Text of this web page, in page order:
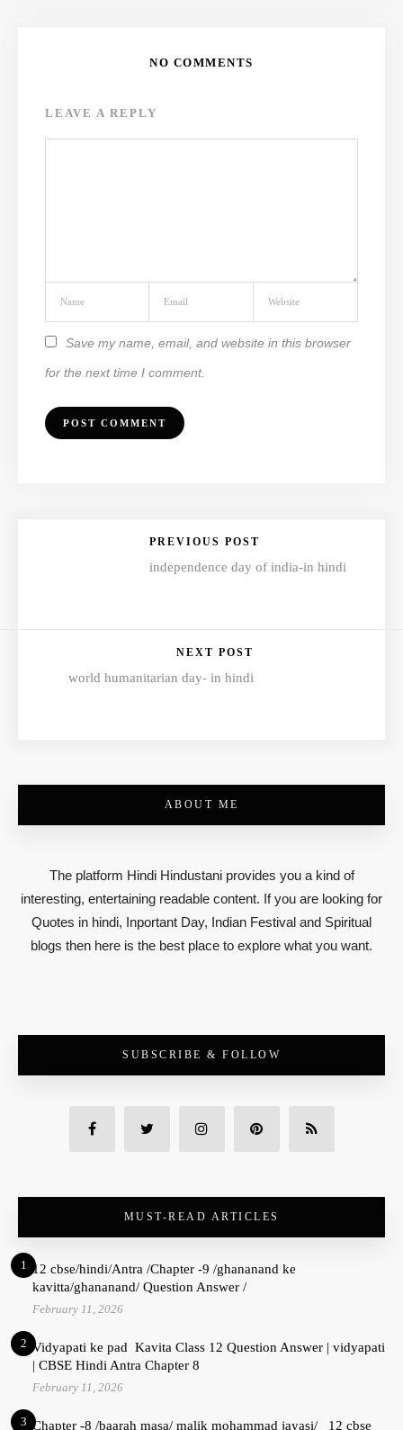
NO COMMENTS
LEAVE A REPLY
Save my name, email, and website in this browser
for the next time I comment.
PREVIOUS POST
independence day of india-in hindi
NEXT POST
world humanitarian day- in hindi
ABOUT ME
The platform Hindi Hindustani provides you a kind of
interesting, entertaining readable content. If you are looking for
Quotes in hindi, Inportant Day, Indian Festival and Spiritual
blogs then here is the best place to explore what you want.
SUBSCRIBE & FOLLOW
MUST-READ ARTICLES
1 12 cbse/hindi/Antra /Chapter -9 /ghananand ke
kavitta/ghananand/ Question Answer /
February 11, 2026
2 Vidyapati ke pad Kavita Class 12 Question Answer | vidyapati
| CBSE Hindi Antra Chapter 8
February 11, 2026
3 Chapter -8 /baarah masa/ malik mohammad jayasi/ 12 cbse